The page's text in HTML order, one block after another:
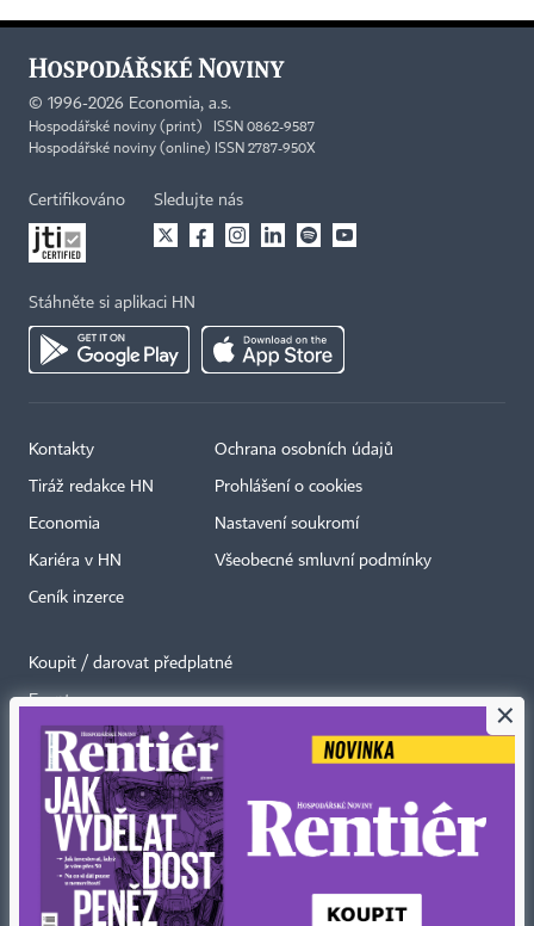
© 1996-2026 Economia, a.s.
Hospodářské noviny (print) ISSN 0862-9587
Hospodářské noviny (online) ISSN 2787-950X
Certifikováno Sledujte nás
Stáhněte si aplikaci HN
Kontakty
Tiráž redakce HN
Economia
Kariéra v HN
Ceník inzerce
Ochrana osobních údajů
Prohlášení o cookies
Nastavení soukromí
Všeobecné smluvní podmínky
Koupit / darovat předplatné
Eventy
Newslettery
RSS kanály
Autorská práva vykonává vydavatel. Bez písemného svolení vydavatele je
zakázáno jakékoli užití částí nebo celku díla, zejména rozmnožování a šíření
jakýmkoli způsobem, mechanickým nebo elektronickým, v českém nebo
×